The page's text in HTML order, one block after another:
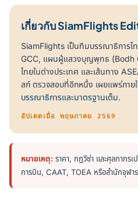
เกี่ยวกับ SiamFlights
SiamFlights เป็นทีมบรรณาธิการ
GCC, แผนผู้แสวงบุญพุทธ (Bodh
ไทยในต่างประเทศ และเส้นทาง
สก์ ตรวจสอบที่อีกหนึ่ง เผยแพร่ภาย
บรรณาธิการและมาตรฐานเต็ม.
อัปเดตเมื่อ พฤษภาคม 2569
หมายเหตุ: ราคา, กฎวีซ่า และศุลกากร
การบิน, CAAT, TOEA หรือสำนักจุฬา